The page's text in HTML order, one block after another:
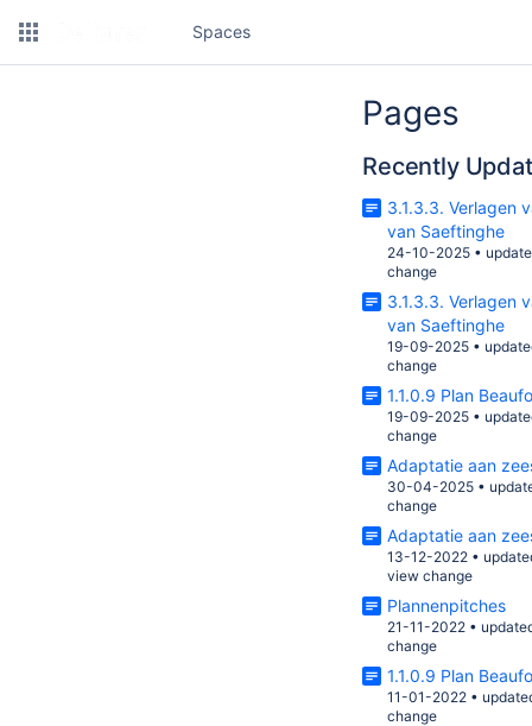
Spaces
Pages
Recently
3.1.3.3. Verlagen
van Saeftinghe
24-10-2025 •
change
3.1.3.3. Verlagen
van Saeftinghe
19-09-2025 •
change
1.1.0.9 Plan
19-09-2025 •
change
Adaptatie aan
30-04-2025 •
change
Adaptatie aan
13-12-2022 •
view change
Plannenpitches
21-11-2022 •
change
1.1.0.9 Plan
11-01-2022 •
change